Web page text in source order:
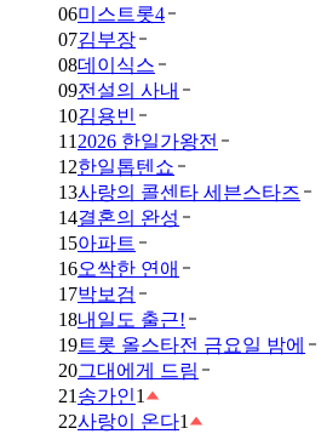
06미스트롯4
07김부장
08데이식스
09전설의 사내
10김용빈
11 2026 한일가왕전
12한일톱텐쇼
13사랑의 콜센타 세븐스타즈
14결혼의 완성
15아파트
16오싹한 연애
17박보검
18내일도 출근!
19트롯 올스타전 금요일 밤에
20그대에게 드림
21 송가인1
22사랑이 온다1